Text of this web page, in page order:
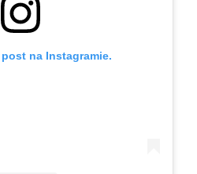
na Instagramie.